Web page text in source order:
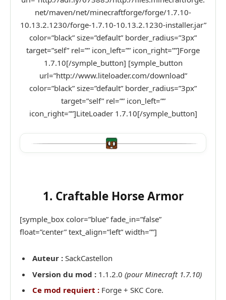
net/maven/net/minecraftforge/forge/1.7.10-
10.13.2.1230/forge-1.7.10-10.13.2.1230-installer.jar”
color=”black” size=”default” border_radius=”3px”
target=”self” rel=”” icon_left=”” icon_right=””]Forge
1.7.10[/symple_button] [symple_button
url=”http://www.liteloader.com/download”
color=”black” size=”default” border_radius=”3px”
target=”self” rel=”” icon_left=””
icon_right=””]LiteLoader 1.7.10[/symple_button]
1. Craftable Horse Armor
[symple_box color=”blue” fade_in=”false”
float=”center” text_align=”left” width=””]
Auteur : SackCastellon
Version du mod : 1.1.2.0 (pour Minecraft 1.7.10)
Ce mod requiert : Forge + SKC Core.